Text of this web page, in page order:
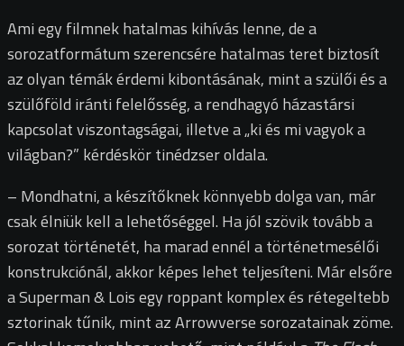
Ami egy filmnek hatalmas kihívás lenne, de a
sorozatformátum szerencsére hatalmas teret biztosít
az olyan témák érdemi kibontásának, mint a szülői és a
szülőföld iránti felelősség, a rendhagyó házastársi
kapcsolat viszontagságai, illetve a „ki és mi vagyok a
világban?” kérdéskör tinédzser oldala.
– Mondhatni, a készítőknek könnyebb dolga van, már
csak élniük kell a lehetőséggel. Ha jól szövik tovább a
sorozat történetét, ha marad ennél a történetmesélői
konstrukciónál, akkor képes lehet teljesíteni. Már elsőre
a Superman & Lois egy roppant komplex és rétegeltebb
sztorinak tűnik, mint az Arrowverse sorozatainak zöme.